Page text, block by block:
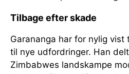
Tilbage efter skade
Garananga har for nylig vist
til nye udfordringer. Han
Zimbabwes landskampe